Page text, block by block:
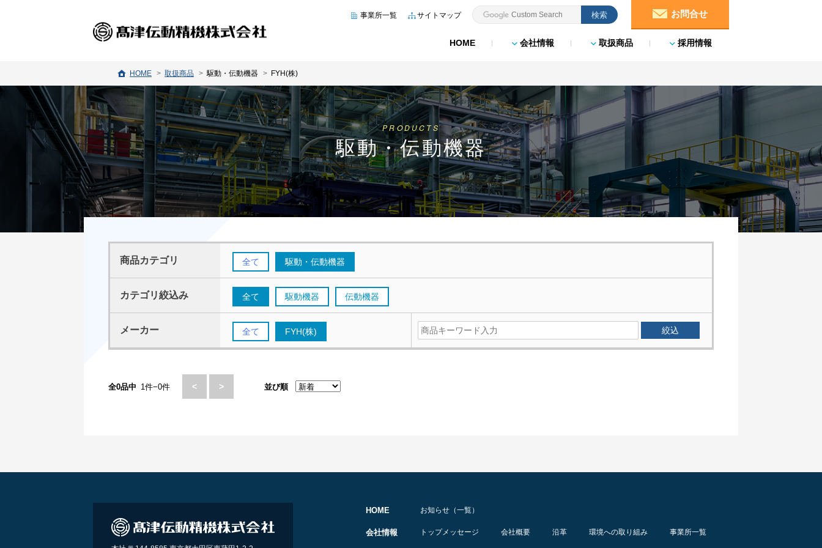
HOME 会社情報 取扱商品 採用情報
事業所一覧 サイトマップ お問合せ
HOME 取扱商品 駆動・伝動機器 FYH(株)
PRODUCTS
駆動・伝動機器
商品カテゴリ 全て 駆動・伝動機器
カテゴリ絞込み 全て 駆動機器 伝動機器
メーカー 全て FYH(株)
全0品中 1件−0件 < > 並び順
HOME お知らせ（一覧）
会社情報 トップメッセージ 会社概要 沿革 環境への取り組み 事業所一覧